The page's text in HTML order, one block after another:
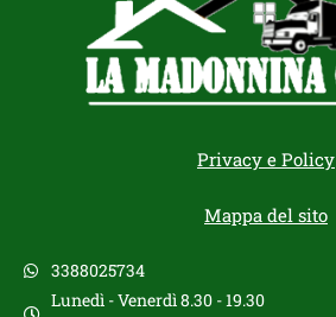
Privacy e Policy
Mappa del sito
3388025734
Lunedì - Venerdì 8.30 - 19.30